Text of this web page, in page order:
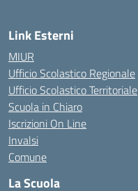
Link Esterni
MIUR
Ufficio Scolastico Regionale
Ufficio Scolastico Territoriale
Scuola in Chiaro
Iscrizioni On Line
Invalsi
Comune
La Scuola